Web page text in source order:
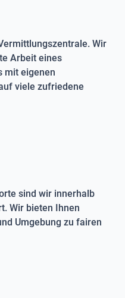
Wir
Arbeit eines
mit eigenen
viele zufriedene
sind wir innerhalb
Wir bieten Ihnen
Umgebung zu fairen